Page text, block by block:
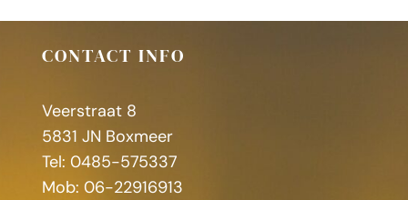
CONTACT INFO
Veerstraat 8
5831 JN Boxmeer
Tel: 0485-575337
Mob: 06-22916913